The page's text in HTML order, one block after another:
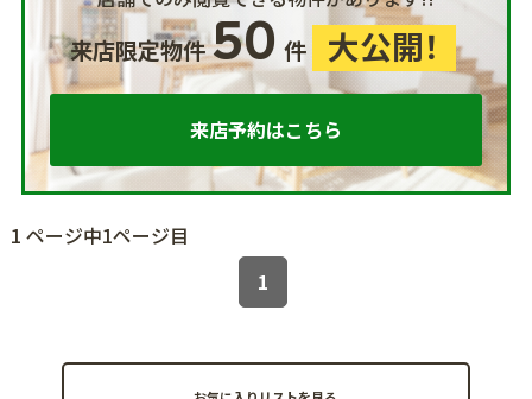
来店限定物件50 件 大公開！
来店予約はこちら
1 ページ中1ページ目
1